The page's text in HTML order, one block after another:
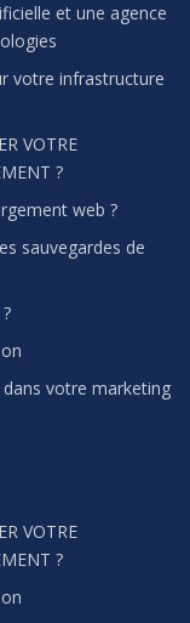
et une agence
votre infrastructure
VOTRE
?
web ?
sauvegardes de
votre marketing
VOTRE
?